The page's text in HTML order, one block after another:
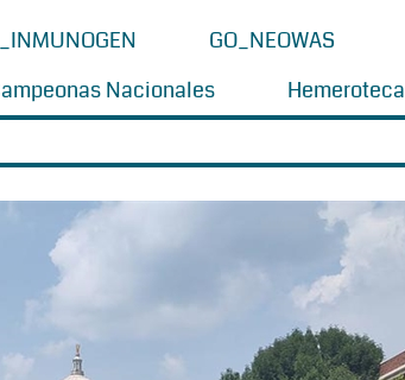
GO_NEOWAS
Nacionales Hemeroteca